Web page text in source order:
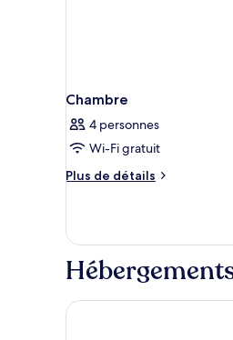
Chambre
4 personnes
Wi-Fi gratuit
Plus de détails
Plus
le
type
de
Chambre
Pinnacle Hotel